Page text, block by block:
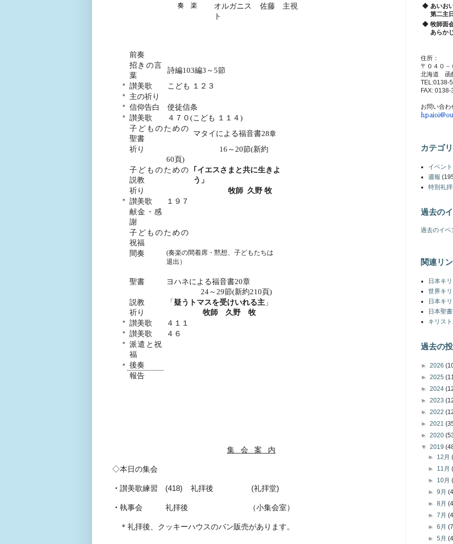
奏 楽
オルガニス
ト
佐藤 主視
前奏
招きの言
葉
詩編103編3 ～5節
＊ 讃美歌 こども １２３
＊ 主の祈り
＊ 信仰告白 使徒信条
＊ 讃美歌 ４７０(こども １１４)
子どものための
聖書
マタイによる福音書28章
祈り 16 ～ 20節(新約
60頁)
子どものための
説教
｢イエスさまと共に生きよ
う」
祈り
牧師 久野 牧
＊ 讃美歌
１９７
献金・感
謝
子どものための
祝福
間奏
(奏楽の間着席・黙想、子どもたちは
退出）
聖書 ヨハネによる福音書20章
24～ 29節(新約210頁)
説教
祈り
「 疑うトマスを受けいれる主」
牧師 久野 牧
＊ 讃美歌 ４１１
＊ 讃美歌 ４６
＊ 派遣と祝
福
＊ 後奏
報告
集 会 案 内
◇本日の集会
・ 讃美歌練習 (418) 礼拝後 (礼拝堂)
・ 執事会 礼拝後 （小集会室）
＊礼拝後、クッキーハウスのパン販売があります。
◆ あいお
第二主
◆ 牧師面
あらか
住所：
〒０４０－
北海道 函
TEL:0138-
FAX: 0138-
お問い合わ
カテゴ
イベント
週報
特別礼拝
過去の
過去のイベ
関連リ
日本キ
世界キ
日本キ
日本聖
キリス
過去の
► 2026
► 2025
► 2024
► 2023
► 2022
► 2021
► 2020
▼ 2019
► 12月
► 11月
► 10月
►9月
►8月
►7月
►6月
►5月